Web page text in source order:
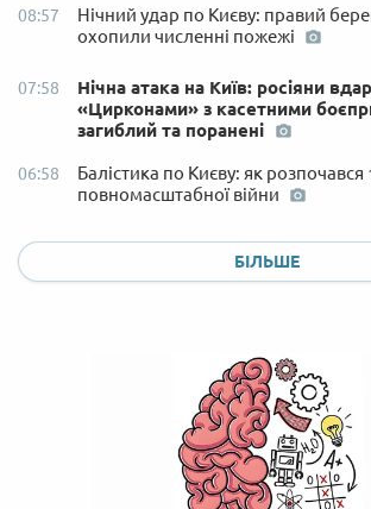
08:57
Нічний удар по Києву: правий
охопили численні пожежі
07:58
Нічна атака на Київ: росіяни
«Цирконами» з касетними
загиблий та поранені
06:58
Балістика по Києву: як розпочався
повномасштабної війни
БІЛЬШЕ